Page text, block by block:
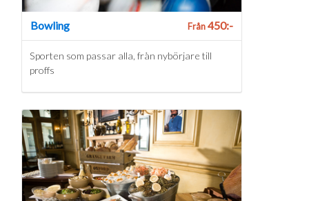
Bowling Från450:-
Sporten som passar alla, från nybörjare till
proffs